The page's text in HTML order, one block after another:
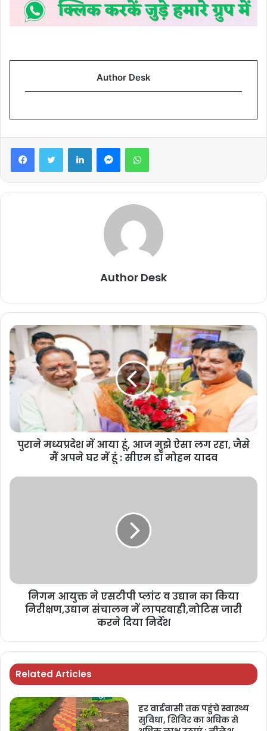
Author Desk
Author Desk
पुराने मध्यप्रदेश में आया हूं, आज मुझे ऐसा लग रहा, जैसे
मैं अपने घर में हूं : सीएम डॉ मोहन यादव
निगम आयुक्त ने एसटीपी प्लांट व उद्यान का किया
निरीक्षण,उद्यान संचालन में लापरवाही,नोटिस जारी
करने दिया निर्देश
Related Articles
हर वार्डवासी तक पहुंचे स्वास्थ्य
सुविधा, शिविर का अधिक से